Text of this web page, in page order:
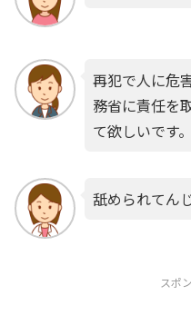
再犯で人に危
務省に責任を
て欲しいです。
舐められてん
スポ